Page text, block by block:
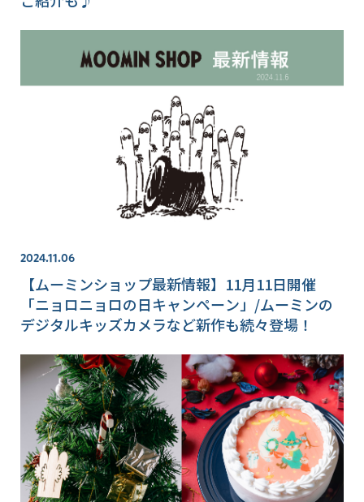
2024.11.06
【ムーミンショップ最新情報】11月11日開催
「ニョロニョロの日キャンペーン」/ムーミンの
デジタルキッズカメラなど新作も続々登場！